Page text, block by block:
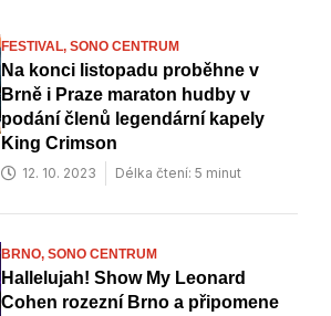
FESTIVAL, SONO CENTRUM
Na konci listopadu proběhne v
Brně i Praze maraton hudby v
podání členů legendární kapely
King Crimson
12. 10. 2023 Délka čtení: 5 minut
BRNO, SONO CENTRUM
Hallelujah! Show My Leonard
Cohen rozezní Brno a připomene